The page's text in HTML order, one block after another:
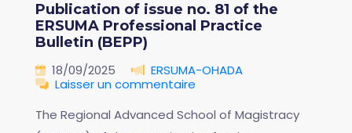
Publication of issue no. 81 of the
ERSUMA Professional Practice
Bulletin (BEPP)
18/09/2025
ERSUMA-OHADA
Laisser un commentaire
The Regional Advanced School of Magistracy